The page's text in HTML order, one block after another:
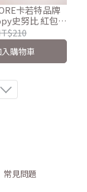
卡若特品牌
史努比 紅包袋
(3入/組)
入購物車
常見問題